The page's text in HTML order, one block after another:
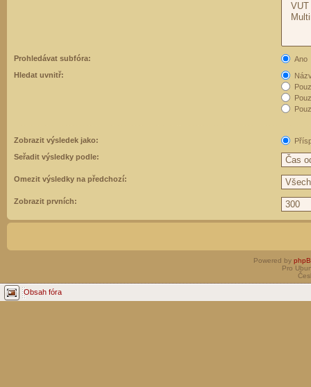
Prohledávat subfóra:
Ano
Hledat uvnitř:
Zobrazit výsledek jako:
Seřadit výsledky podle:
Omezit výsledky na předchozí:
Zobrazit prvních:
Powered by
Pro
Obsah fóra